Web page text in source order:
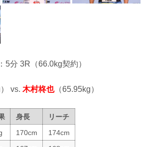
5分 3R（66.0kg契約）
vs. 木村柊也（65.95kg）
身長
リーチ
170cm
174cm